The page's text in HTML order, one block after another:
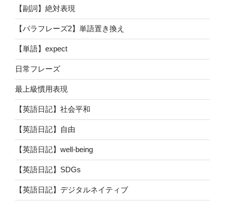
【副詞】絶対表現
【パラフレーズ2】単語置き換え
【単語】expect
日常フレーズ
最上級慣用表現
【英語日記】社会平和
【英語日記】自由
【英語日記】well-being
【英語日記】SDGs
【英語日記】デジタルネイティブ